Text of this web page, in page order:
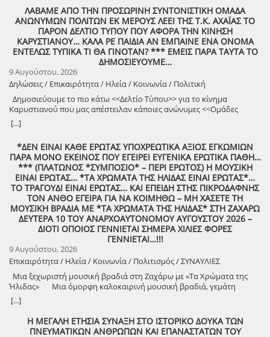
ΛΑΒΑΜΕ ΑΠΟ ΤΗΝ ΠΡΟΣΩΡΙΝΗ ΣΥΝΤΟΝΙΣΤΙΚΗ ΟΜΑΔΑ
ΑΝΩΝΥΜΩΝ ΠΟΛΙΤΩΝ ΕΚ ΜΕΡΟΥΣ ΛΕΕΙ ΤΗΣ Τ.Κ. ΑΧΑΪΑΣ ΤΟ
ΠΑΡΟΝ ΔΕΛΤΙΟ ΤΥΠΟΥ ΠΟΥ ΑΦΟΡΑ ΤΗΝ ΚΙΝΗΣΗ
ΚΑΡΥΣΤΙΑΝΟΥ… ΚΑΛΑ ΡΕ ΠΑΙΔΙΑ ΑΝ ΕΜΠΑΙΝΕ ΕΝΑ ΟΝΟΜΑ
ΕΝΤΕΛΩΣ ΤΥΠΙΚΑ ΤΙ ΘΑ ΓΙΝΟΤΑΝ? *** ΕΜΕΙΣ ΠΑΡΑ ΤΑΥΤΑ ΤΟ
ΔΗΜΟΣΙΕΥΟΥΜΕ…
9 Αυγούστου, 2026
Δηλώσεις / Επικαιρότητα / Ηλεία / Κοινωνία / Πολιτική
Δημοσιεύουμε το πιο κάτω <<Δελτίο Τύπου>> για το κίνημα
Καρυστιανού που μας απέστειλαν κάποιες ανώνυμες <<Ομάδες
Πολιτών>>!
[...]
*ΔΕΝ ΕΙΝΑΙ ΚΑΘΕ ΕΡΩΤΑΣ ΥΠΟΧΡΕΩΤΙΚΑ ΑΞΙΟΣ ΕΓΚΩΜΙΩΝ
ΠΑΡΑ ΜΟΝΟ ΕΚΕΙΝΟΣ ΠΟΥ ΕΓΕΙΡΕΙ ΕΥΓΕΝΙΚΑ ΕΡΩΤΙΚΑ ΠΑΘΗ…
*** (ΠΛΑΤΩΝΟΣ *ΣΥΜΠΟΣΙΟ* – ΠΕΡΙ ΕΡΩΤΟΣ) Η ΜΟΥΣΙΚΗ
ΕΙΝΑΙ ΕΡΩΤΑΣ… *ΤΑ ΧΡΩΜΑΤΑ ΤΗΣ ΗΛΙΔΑΣ ΕΙΝΑΙ ΕΡΩΤΑΣ*…
ΤΟ ΤΡΑΓΟΥΔΙ ΕΙΝΑΙ ΕΡΩΤΑΣ… ΚΑΙ ΕΠΕΙΔΗ ΣΤΗΣ ΠΙΚΡΟΔΑΦΝΗΣ
ΤΟΝ ΑΝΘΟ ΕΓΕΙΡΑ ΓΙΑ ΝΑ ΚΟΙΜΗΘΩ – ΜΗ ΧΑΣΕΤΕ ΤΗ
ΜΟΥΣΙΚΗ ΒΡΑΔΙΑ ΜΕ *ΤΑ ΧΡΩΜΑΤΑ ΤΗΣ ΗΛΙΔΑΣ* ΣΤΗ ΖΑΧΑΡΩ
ΔΕΥΤΕΡΑ 10 ΤΟΥ ΑΝΑΡΧΟΑΥΤΟΝΟΜΟΥ ΑΥΓΟΥΣΤΟΥ 2026 –
ΔΙΟΤΙ ΟΠΟΙΟΣ ΓΕΝΝΙΕΤΑΙ ΣΗΜΕΡΑ ΧΙΛΙΕΣ ΦΟΡΕΣ
ΓΕΝΝΙΕΤΑΙ…!!!
9 Αυγούστου, 2026
Επικαιρότητα / Ηλεία / Κοινωνία / Πολιτισμός / ΣΥΝΑΥΛΙΕΣ
Μια ξεχωριστή μουσική βραδιά στη Ζαχάρω με «Τα Χρώματα της
Ήλιδας» Μια όμορφη καλοκαιρινή μουσική βραδιά, γεμάτη
μελωδίες, πολιτισμό και καλή διάθεση, διοργανώνει ο Δήμος
Ζαχάρως, στο πλαίσιο του Καλοκαιρινού Πολιτιστικού
Προγράμματος. Τη Δευτέρα 10 Αυγούστου, στις 21:30, το προαύλιο
του Γυμνασίου Ζαχάρως θα γεμίσει μουσική, καθώς η Ορχήστρα «Τα
[...]
Η ΜΕΓΑΛΗ ΕΤΗΣΙΑ ΣΥΝΑΞΗ ΣΤΟ ΙΣΤΟΡΙΚΟ ΔΟΥΚΑ ΤΩΝ
ΠΝΕΥΜΑΤΙΚΩΝ ΑΝΘΡΩΠΩΝ ΚΑΙ ΕΠΑΝΑΣΤΑΤΩΝ ΤΟΥ